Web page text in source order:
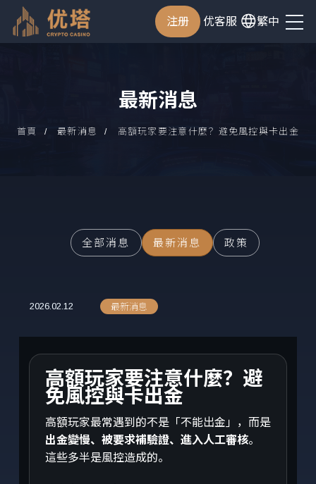
注册 优客服 繁中
最新消息
首頁 最新消息 高額玩家要注意什麼？避免風控與卡出金
全部消息 最新消息 政策
2026.02.12 最新消息
高額玩家要注意什麼？避
免風控與卡出金
高額玩家最常遇到的不是「不能出金」，而是
出金變慢、被要求補驗證、進入人工審核。
這些多半是風控造成的。